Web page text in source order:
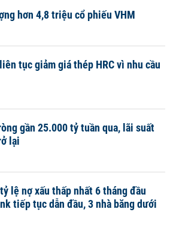
hơn 4,8 triệu cổ phiếu VHM
tục giảm giá thép HRC vì nhu cầu
gần 25.000 tỷ tuần qua, lãi suất
lại
lệ nợ xấu thấp nhất 6 tháng đầu
tiếp tục dẫn đầu, 3 nhà băng dưới